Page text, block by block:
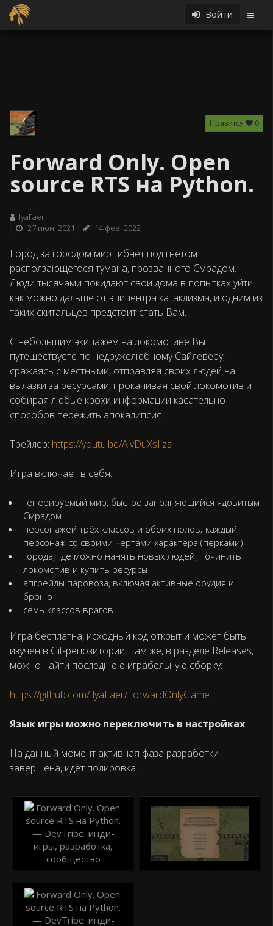
Войти
Нравится 0
Forward Only. Open
source RTS на Python.
IlyaFaer
27 июн. 2021
14 фев. 2022
Город за городом мир гибнет под гнётом
расползающегося тумана, прозванного Смрадом.
Люди тысячами покидают свои дома в попытках уйти
как можно дальше от эпицентра катаклизма, и одним из
таких скитальцев предстоит стать Вам.
С небольшим экипажем на локомотиве Вы
путешествуете по недружелюбному Сайлеверу,
сражаясь с местными, отправляя своих людей на
вылазки за ресурсами, прокачивая свой локомотив и
собирая любые крохи информации касательно
способов пережить апокалипсис.
Трейлер: https://youtu.be/AjvDuXsIizs
Игра включает в себя:
генерируемый мир, быстро заполняющийся ядовитым
Смрадом
персонажей трёх классов и обоих полов; каждый
персонаж со своими чертами характера (перками)
города, где можно нанять новых людей, починить
локомотив и купить ресурсы
апгрейды паровоза, включая активные орудия и
броню
семь классов врагов
Игра бесплатна, исходный код открыт и может быть
изучен в Git-репозитории. Там же, в разделе Releases,
можно найти последнюю играбельную сборку:
https://github.com/IlyaFaer/ForwardOnlyGame
Язык игры можно переключить в настройках
На данный момент активная фаза разработки
завершена, идёт полировка.